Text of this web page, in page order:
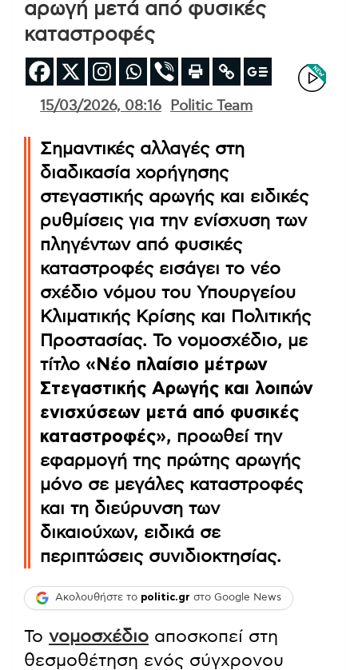
αρωγή μετά από φυσικές
καταστροφές
15/03/2026, 08:16 Politic Team
Σημαντικές αλλαγές στη
διαδικασία χορήγησης
στεγαστικής αρωγής και ειδικές
ρυθμίσεις για την ενίσχυση των
πληγέντων από φυσικές
καταστροφές εισάγει το νέο
σχέδιο νόμου του Υπουργείου
Κλιματικής Κρίσης και Πολιτικής
Προστασίας. Το νομοσχέδιο, με
τίτλο «Νέο πλαίσιο μέτρων
Στεγαστικής Αρωγής και λοιπών
ενισχύσεων μετά από φυσικές
καταστροφές», προωθεί την
εφαρμογή της πρώτης αρωγής
μόνο σε μεγάλες καταστροφές
και τη διεύρυνση των
δικαιούχων, ειδικά σε
περιπτώσεις συνιδιοκτησίας.
Ακολουθήστε το politic.gr στο Google News
Το νομοσχέδιο αποσκοπεί στη
θεσμοθέτηση ενός σύγχρονου